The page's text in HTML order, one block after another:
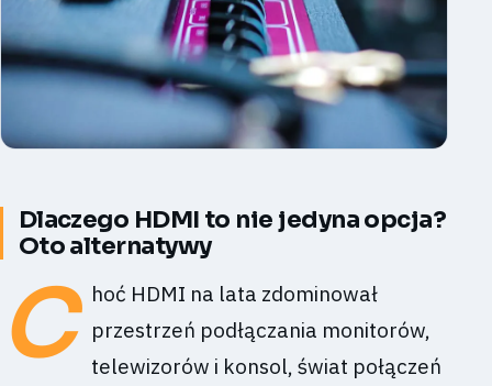
Dlaczego HDMI to nie jedyna opcja?
Oto alternatywy
C
hoć HDMI na lata zdominował
przestrzeń podłączania monitorów,
telewizorów i konsol, świat połączeń